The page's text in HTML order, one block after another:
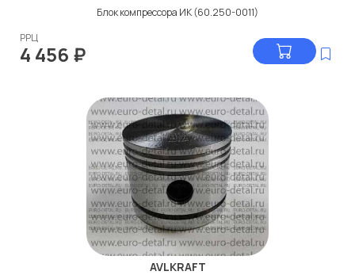
Блок компрессора ИК (60.250-0011)
РРЦ
4 456 ₽
AVLKRAFT